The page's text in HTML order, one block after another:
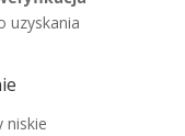
uzyskania
niskie